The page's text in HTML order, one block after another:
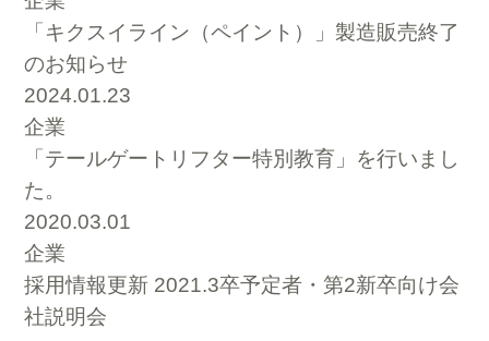
「キクスイライン（ペイント）」製造販売終了
のお知らせ
2024.01.23
企業
「テールゲートリフター特別教育」を行いまし
た。
2020.03.01
企業
採用情報更新 2021.3卒予定者・第2新卒向け会
社説明会